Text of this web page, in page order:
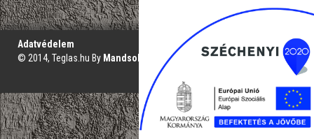
';
Adatvédelem
© 2014, Teglas.hu By Mandsol.com